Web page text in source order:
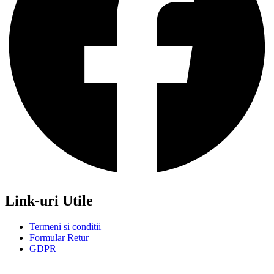
Link-uri Utile
Termeni si conditii
Formular Retur
GDPR